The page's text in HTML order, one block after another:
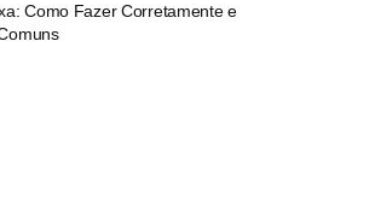
Como Fazer Corretamente e